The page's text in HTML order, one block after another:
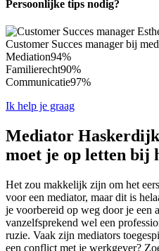
Persoonlijke tips nodig?
Customer Succes manager bij
Mediation94%
Familierecht90%
Communicatie97%
Ik help je graag
Mediator
moet je op letten bij
Het zou makkelijk zijn om het
voor een mediator, maar dit is
je voorbereid op weg door je een
vanzelfsprekend wel een
ruzie. Vaak zijn mediators
een conflict met je werkgever?